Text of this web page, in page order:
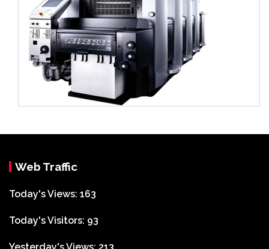
Web Traffic
Today's Views: 163
Today's Visitors: 93
Yesterday's Views: 213